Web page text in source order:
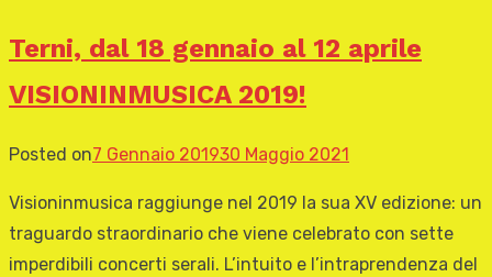
Terni, dal 18 gennaio al 12 aprile
VISIONINMUSICA 2019!
Posted on7 Gennaio 201930 Maggio 2021
Visioninmusica raggiunge nel 2019 la sua XV edizione: un
traguardo straordinario che viene celebrato con sette
imperdibili concerti serali. L’intuito e l’intraprendenza del